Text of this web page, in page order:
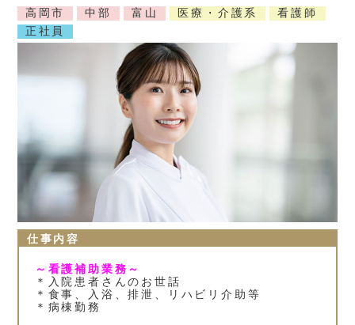
高岡市 中部 富山 医療・介護系
看護師
正社員
仕事内容
～看護補助業務～
＊入院患者さんのお世話
＊食事、入浴、排泄、リハビリ介助等
＊病棟勤務